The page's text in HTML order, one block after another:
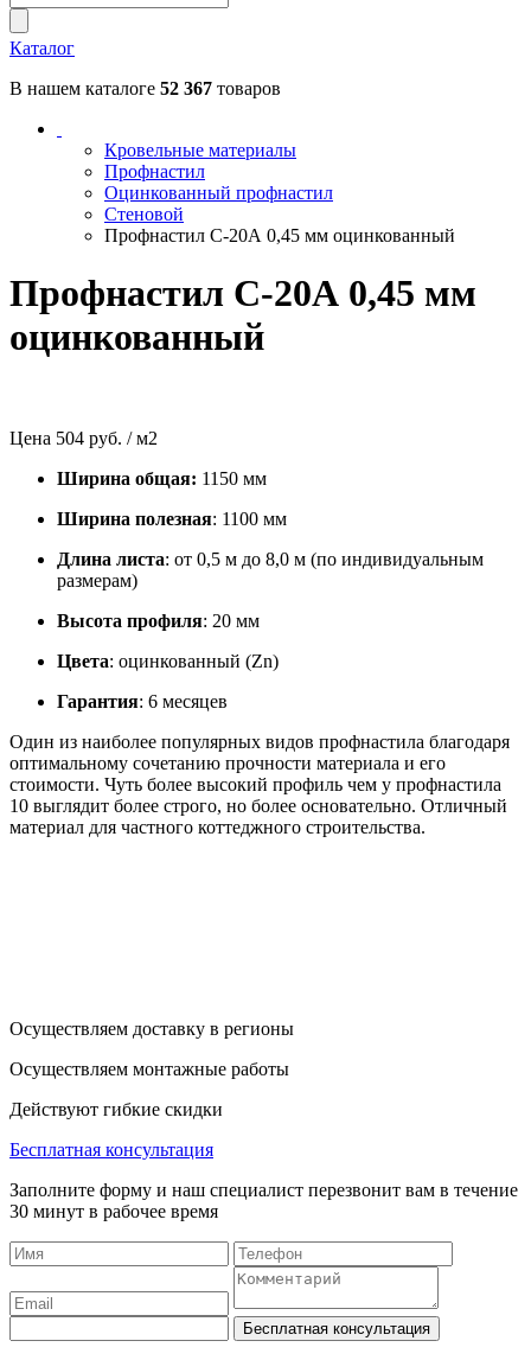
Каталог
В нашем каталоге 52 367 товаров
Кровельные материалы
Профнастил
Оцинкованный профнастил
Стеновой
Профнастил С-20А 0,45 мм оцинкованный
Профнастил С-20А 0,45 мм
оцинкованный
Цена 504 руб. / м2
Ширина общая: 1150 мм
Ширина полезная: 1100 мм
Длина листа: от 0,5 м до 8,0 м (по индивидуальным
размерам)
Высота профиля: 20 мм
Цвета: оцинкованный (Zn)
Гарантия: 6 месяцев
Один из наиболее популярных видов профнастила благодаря
оптимальному сочетанию прочности материала и его
стоимости. Чуть более высокий профиль чем у профнастила
10 выглядит более строго, но более основательно. Отличный
материал для частного коттеджного строительства.
Осуществляем доставку в регионы
Осуществляем монтажные работы
Действуют гибкие скидки
Бесплатная консультация
Заполните форму и наш специалист перезвонит вам в течение
30 минут в рабочее время